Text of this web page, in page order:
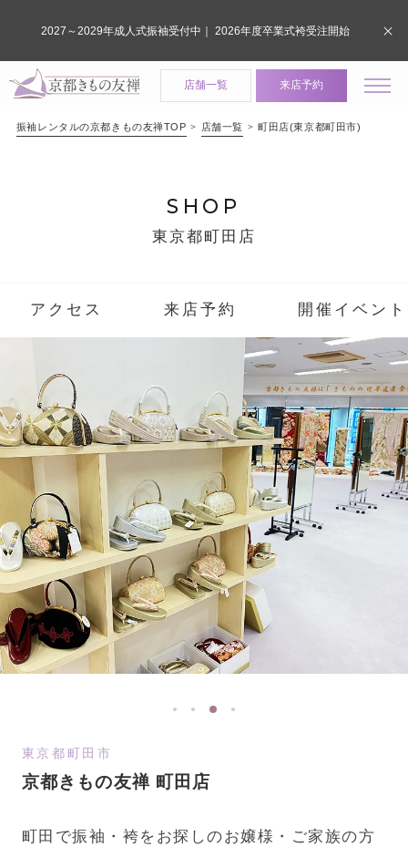
店舗一覧 来店予約
振袖レンタルの京都きもの友禅TOP 店舗一覧 町田店(東京都町田市)
SHOP
東京都町田店
アクセス 来店予約 開催イベント
東京都町田市
京都きもの友禅 町田店
町田で振袖・袴をお探しのお嬢様・ご家族の方
2027～2029年成人式振袖受付中｜ 2026年度卒業式袴受注開始